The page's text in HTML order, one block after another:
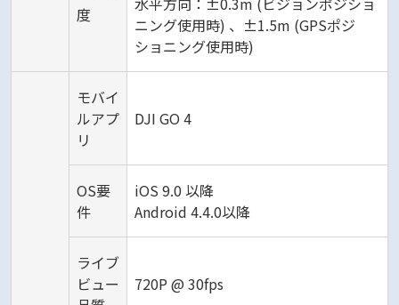
度
ニング使用時) 、±1.5m (GPSポジ
ショニング使用時)
モバイ
ルアプ
リ
DJI GO 4
OS要
件
iOS 9.0 以降
Android 4.4.0以降
ライブ
ビュー
720P @ 30fps